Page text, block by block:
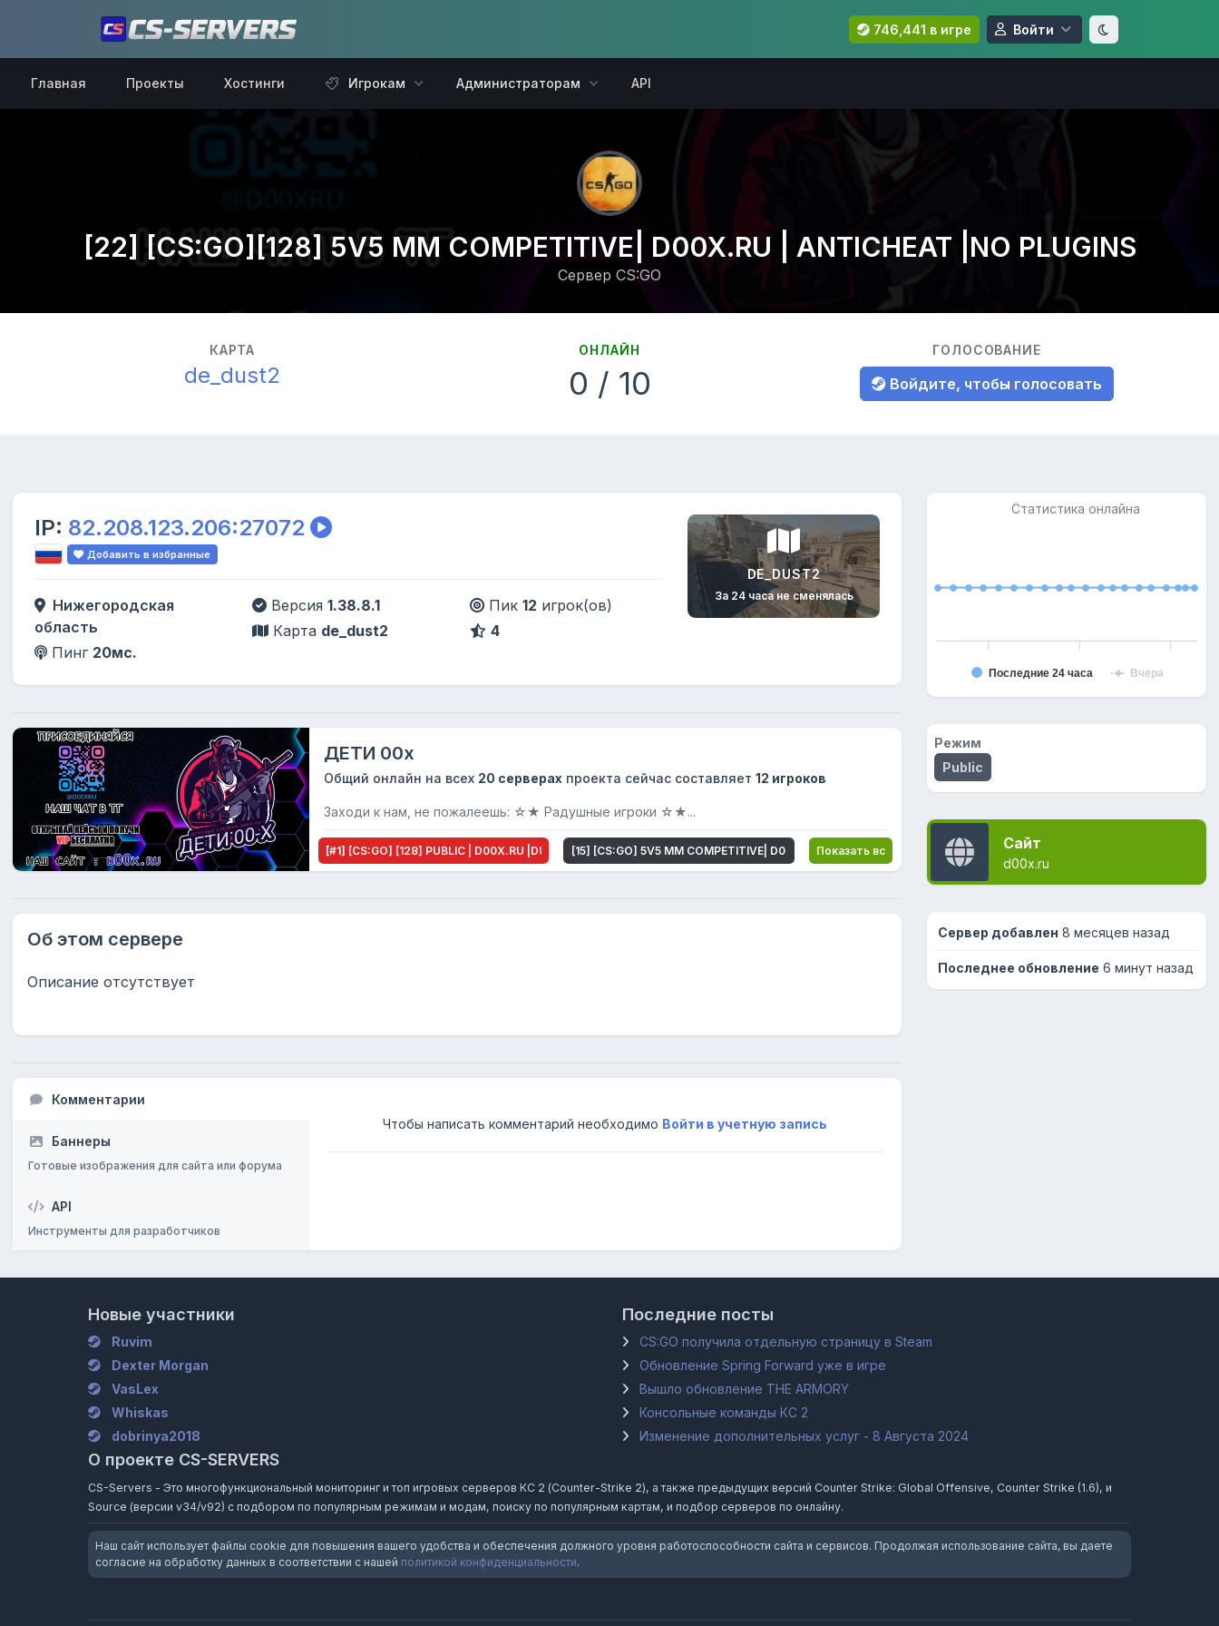
746,441 в игре Войти
Главная Проекты Хостинги Игрокам Администраторам API
[22] [CS:GO][128] 5V5 MM COMPETITIVE| D00X.RU | ANTICHEAT |NO PLUGINS
Сервер CS:GO
КАРТА
de_dust2
ОНЛАЙН
0 / 10
ГОЛОСОВАНИЕ
Войдите, чтобы голосовать
IP: 82.208.123.206:27072
Добавить в избранные
Нижегородская
область
Пинг 20мс.
Версия 1.38.8.1
Карта de_dust2
Пик 12 игрок(ов)
4
DE_DUST2
За 24 часа не сменялась
ДЕТИ 00х
Общий онлайн на всех 20 серверах проекта сейчас составляет 12 игроков
Заходи к нам, не пожалеешь: ☆★ Радушные игроки ☆★...
[#1] [CS:GO] [128] PUBLIC | D00X.RU |DUST2|MIRAGE|AWP LEGO СКИНЫ ОРУЖИЯ
[15] [CS:GO] 5V5 MM COMPETITIVE| D00X.RU | ANTICHEAT |NO PLUGINS
Показать все
Об этом сервере
Описание отсутствует
Комментарии
Баннеры
Готовые изображения для сайта или форума
API
Инструменты для разработчиков
Чтобы написать комментарий необходимо Войти в учетную запись
Последние 24 часа Вчера
Статистика онлайна
Режим
Public
Сайт
d00x.ru
Сервер добавлен 8 месяцев назад
Последнее обновление 6 минут назад
Новые участники
Ruvim
Dexter Morgan
VasLex
Whiskas
dobrinya2018
Последние посты
CS:GO получила отдельную страницу в Steam
Обновление Spring Forward уже в игре
Вышло обновление THE ARMORY
Консольные команды КС 2
Изменение дополнительных услуг - 8 Августа 2024
О проекте CS-SERVERS
CS-Servers - Это многофункциональный мониторинг и топ игровых серверов КС 2 (Counter-Strike 2), а также предыдущих версий Counter Strike: Global Offensive, Counter Strike (1.6), и
Source (версии v34/v92) с подбором по популярным режимам и модам, поиску по популярным картам, и подбор серверов по онлайну.
Наш сайт использует файлы cookie для повышения вашего удобства и обеспечения должного уровня работоспособности сайта и сервисов. Продолжая использование сайта, вы даете
согласие на обработку данных в соответствии с нашей политикой конфиденциальности.